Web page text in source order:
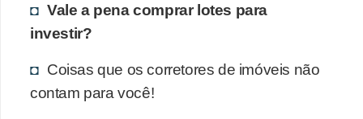
Vale a pena comprar lotes para
investir?
Coisas que os corretores de imóveis não
contam para você!